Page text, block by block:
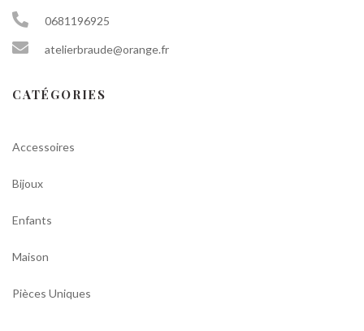
0681196925
atelierbraude@orange.fr
CATÉGORIES
Accessoires
Bijoux
Enfants
Maison
Pièces Uniques